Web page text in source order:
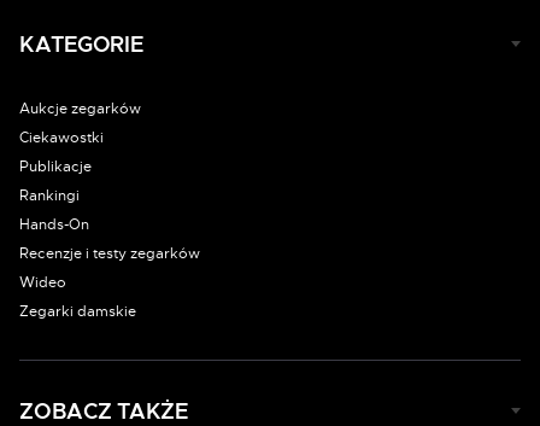
KATEGORIE
Aukcje zegarków
Ciekawostki
Publikacje
Rankingi
Hands-On
Recenzje i testy zegarków
Wideo
Zegarki damskie
ZOBACZ TAKŻE